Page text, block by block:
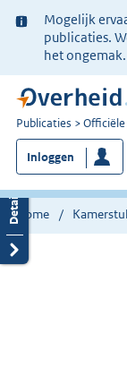
Ter
informatie:
Mogelijk
publicaties.
het ongemak.
U
bent
nu
hier:
Publicaties
Inloggen
Home